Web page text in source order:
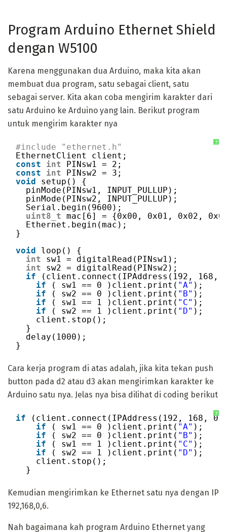
Program Arduino Ethernet Shield
dengan W5100
Karena menggunakan dua Arduino, maka kita akan
membuat dua program, satu sebagai client, satu
sebagai server. Kita akan coba mengirim karakter dari
satu Arduino ke Arduino yang lain. Berikut program
untuk mengirim karakter nya
?
#include "ethernet.h"
EthernetClient client;
const
int
PINsw1 = 2;
const
int
PINsw2 = 3;
void
setup() {
pinMode(PINsw1, INPUT_PULLUP);
pinMode(PINsw2, INPUT_PULLUP);
Serial.begin(9600);
uint8_t mac[6] = {0x00, 0x01, 0x02,
Ethernet.begin(mac);
}
void
loop() {
int
sw1 = digitalRead(PINsw1);
int
sw2 = digitalRead(PINsw2);
if
(client.connect(IPAddress(192,
if
( sw1 == 0 )client.print( "A" );
if
( sw2 == 0 )client.print( "B" );
if
( sw1 == 1 )client.print( "C" );
if
( sw2 == 1 )client.print( "D" );
client.stop();
}
delay(1000);
}
Cara kerja program di atas adalah, jika kita tekan push
button pada d2 atau d3 akan mengirimkan karakter ke
Arduino satu nya. Jelas nya bisa dilihat di coding berikut
?
if
(client.connect(IPAddress(192, 168,
if
( sw1 == 0 )client.print( "A" );
if
( sw2 == 0 )client.print( "B" );
if
( sw1 == 1 )client.print( "C" );
if
( sw2 == 1 )client.print( "D" );
client.stop();
}
Kemudian mengirimkan ke Ethernet satu nya dengan IP
192,168,0,6.
Nah bagaimana kah program Arduino Ethernet yang